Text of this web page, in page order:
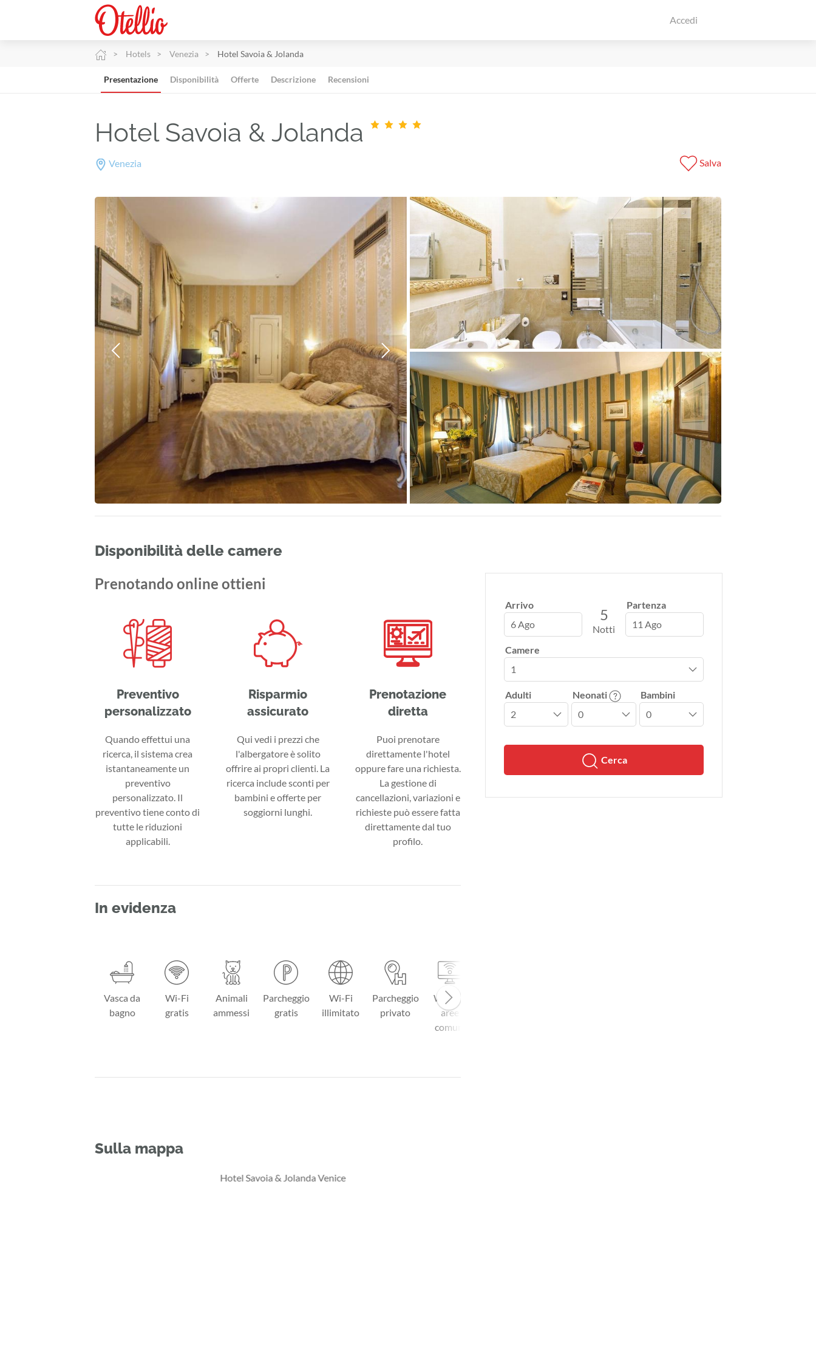
Accedi
Hotels Venezia Hotel Savoia & Jolanda
Presentazione Disponibilità Offerte Descrizione Recensioni
Hotel Savoia & Jolanda
Venezia Salva
Disponibilità delle camere
Arrivo
6 Ago
5
Notti
Partenza
11 Ago
Camere
Adulti Neonati Bambini
Cerca
Prenotando online ottieni
Preventivo
personalizzato
Quando effettui una
ricerca, il sistema crea
istantaneamente un
preventivo
personalizzato. Il
preventivo tiene conto di
tutte le riduzioni
applicabili.
Risparmio
assicurato
Qui vedi i prezzi che
l'albergatore è solito
offrire ai propri clienti. La
ricerca include sconti per
bambini e offerte per
soggiorni lunghi.
Prenotazione
diretta
Puoi prenotare
direttamente l'hotel
oppure fare una richiesta.
La gestione di
cancellazioni, variazioni e
richieste può essere fatta
direttamente dal tuo
profilo.
In evidenza
Vasca da
bagno
Wi-Fi
gratis
Animali
ammessi
Parcheggio
gratis
Wi-Fi
illimitato
Parcheggio
privato
Wi-Fi in
aree
comuni
Sulla mappa